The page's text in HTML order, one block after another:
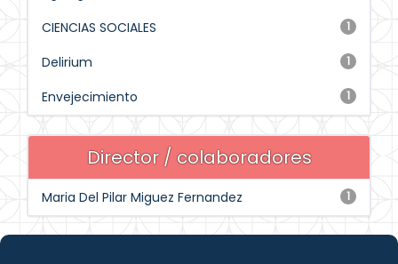
1
CIENCIAS SOCIALES
1
Delirium
1
Envejecimiento
Director / colaboradores
1
Maria Del Pilar Miguez Fernandez